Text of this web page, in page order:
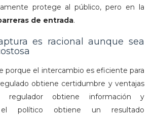
protege al público, pero en la
de entrada.
es racional aunque sea
porque el intercambio es eficiente para
obtiene certidumbre y ventajas
regulador obtiene información y
el político obtiene un resultado